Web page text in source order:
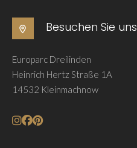
Besuchen Sie uns
Europarc Dreilinden
Heinrich Hertz Straße 1A
14532 Kleinmachnow